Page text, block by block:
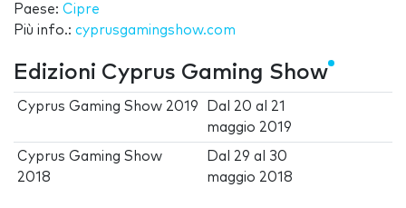
Paese: Cipre
Più info.: cyprusgamingshow.com
Edizioni Cyprus Gaming Show
Cyprus Gaming Show 2019 Dal 20 al 21
maggio 2019
Cyprus Gaming Show
2018
Dal 29 al 30
maggio 2018